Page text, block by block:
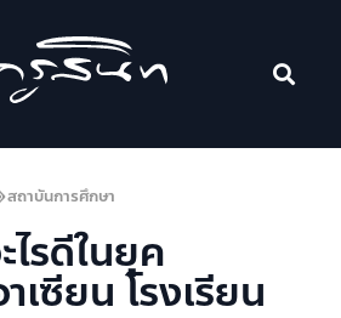
สถาบันการศึกษา
รดีในยุค
เซียน โรงเรียน